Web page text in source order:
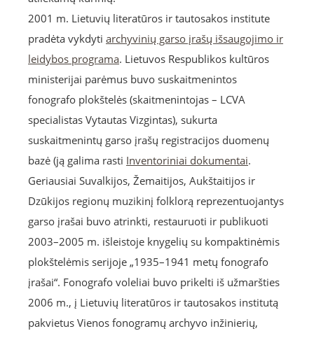
2001 m. Lietuvių literatūros ir tautosakos institute
pradėta vykdyti archyvinių garso įrašų išsaugojimo ir
leidybos programa. Lietuvos Respublikos kultūros
ministerijai parėmus buvo suskaitmenintos
fonografo plokštelės (skaitmenintojas – LCVA
specialistas Vytautas Vizgintas), sukurta
suskaitmenintų garso įrašų registracijos duomenų
bazė (ją galima rasti Inventoriniai dokumentai.
Geriausiai Suvalkijos, Žemaitijos, Aukštaitijos ir
Dzūkijos regionų muzikinį folklorą reprezentuojantys
garso įrašai buvo atrinkti, restauruoti ir publikuoti
2003–2005 m. išleistoje knygelių su kompaktinėmis
plokštelėmis serijoje „1935–1941 metų fonografo
įrašai“. Fonografo voleliai buvo prikelti iš užmaršties
2006 m., į Lietuvių literatūros ir tautosakos institutą
pakvietus Vienos fonogramų archyvo inžinierių,